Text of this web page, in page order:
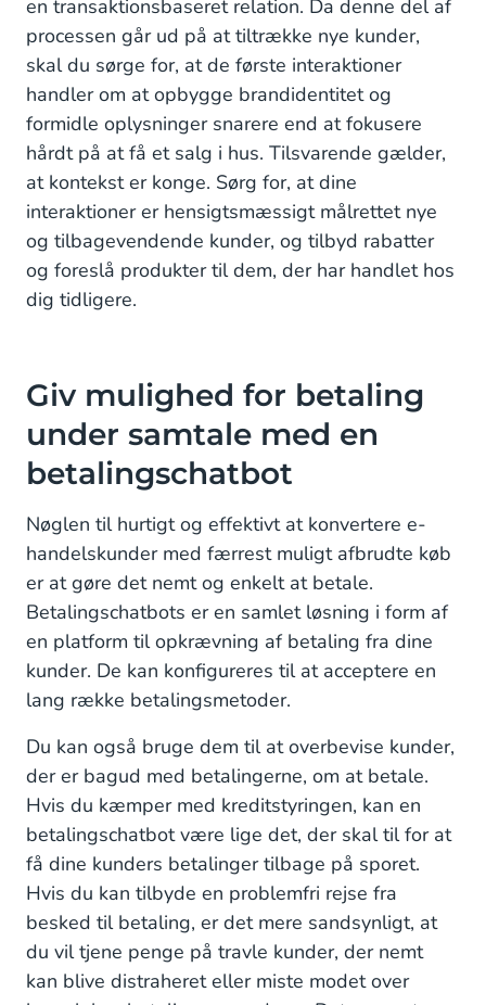
en transaktionsbaseret relation. Da denne del af
processen går ud på at tiltrække nye kunder,
skal du sørge for, at de første interaktioner
handler om at opbygge brandidentitet og
formidle oplysninger snarere end at fokusere
hårdt på at få et salg i hus. Tilsvarende gælder,
at kontekst er konge. Sørg for, at dine
interaktioner er hensigtsmæssigt målrettet nye
og tilbagevendende kunder, og tilbyd rabatter
og foreslå produkter til dem, der har handlet hos
dig tidligere.
Giv mulighed for betaling
under samtale med en
betalingschatbot
Nøglen til hurtigt og effektivt at konvertere e-
handelskunder med færrest muligt afbrudte køb
er at gøre det nemt og enkelt at betale.
Betalingschatbots er en samlet løsning i form af
en platform til opkrævning af betaling fra dine
kunder. De kan konfigureres til at acceptere en
lang række betalingsmetoder.
Du kan også bruge dem til at overbevise kunder,
der er bagud med betalingerne, om at betale.
Hvis du kæmper med kreditstyringen, kan en
betalingschatbot være lige det, der skal til for at
få dine kunders betalinger tilbage på sporet.
Hvis du kan tilbyde en problemfri rejse fra
besked til betaling, er det mere sandsynligt, at
du vil tjene penge på travle kunder, der nemt
kan blive distraheret eller miste modet over